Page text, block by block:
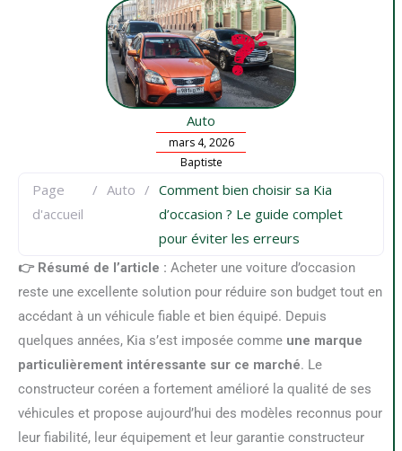
Auto
mars 4, 2026
Baptiste
Page
d'accueil
/ Auto / Comment bien choisir sa Kia
d’occasion ? Le guide complet
pour éviter les erreurs
👉 Résumé de l’article : Acheter une voiture d’occasion
reste une excellente solution pour réduire son budget tout en
accédant à un véhicule fiable et bien équipé. Depuis
quelques années, Kia s’est imposée comme une marque
particulièrement intéressante sur ce marché. Le
constructeur coréen a fortement amélioré la qualité de ses
véhicules et propose aujourd’hui des modèles reconnus pour
leur fiabilité, leur équipement et leur garantie constructeur